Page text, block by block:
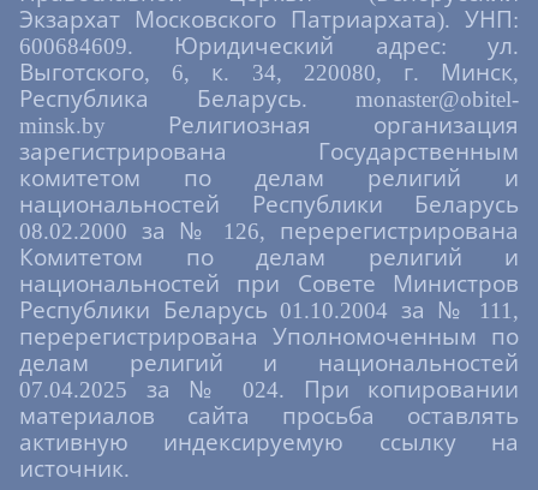
Экзархат Московского Патриархата). УНП:
600684609. Юридический адрес: ул.
Выготского, 6, к. 34, 220080, г. Минск,
Республика Беларусь. monaster@obitel-
minsk.by Религиозная организация
зарегистрирована Государственным
комитетом по делам религий и
национальностей Республики Беларусь
08.02.2000 за № 126, перерегистрирована
Комитетом по делам религий и
национальностей при Совете Министров
Республики Беларусь 01.10.2004 за № 111,
перерегистрирована Уполномоченным по
делам религий и национальностей
07.04.2025 за № 024. При копировании
материалов сайта просьба оставлять
активную индексируемую ссылку на
источник.